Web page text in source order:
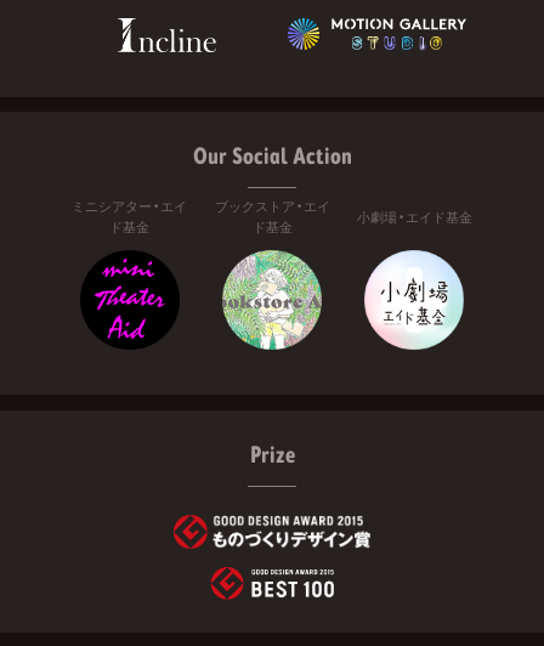
Our Social Action
ミニシアター・エイ
ド基金
ブックストア・エイ
ド基金
小劇場・エイド基金
Prize